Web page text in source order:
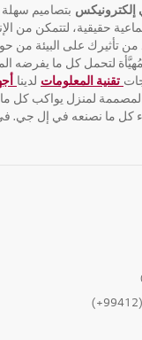
بتصاميم سهلة
حقيقية، لتتمكن من
من تأثيرك على البيئة من
مُهيَّأة لتحمل كل ما يفرضه
تقنية المعلومات لدينا
لمنزل يواكب كل ما
كل ما نصنعه في إل جي. في